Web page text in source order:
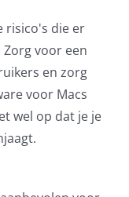
risico's die er
voor een
en zorg
voor Macs
wel op dat je je